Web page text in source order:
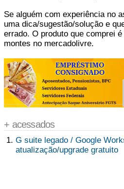
Se alguém com experiência no
uma dica/sugestão/solução e
errado. O produto que comprei
montes no mercadolivre.
+ acessados
G suite legado / Google
atualização/upgrade gratuito